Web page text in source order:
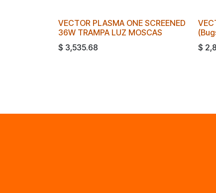
VECTOR PLASMA ONE SCREENED
36W TRAMPA LUZ MOSCAS
$ 3,535.68
$